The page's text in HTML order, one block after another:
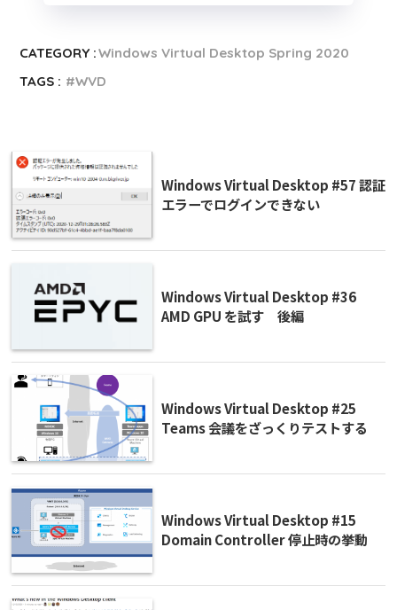
CATEGORY :Windows Virtual Desktop Spring 2020
TAGS :
WVD
Windows Virtual Desktop #57 認証
エラーでログインできない
Windows Virtual Desktop #36
AMD GPU を試す 後編
Windows Virtual Desktop #25
Teams 会議をざっくりテストする
Windows Virtual Desktop #15
Domain Controller 停止時の挙動